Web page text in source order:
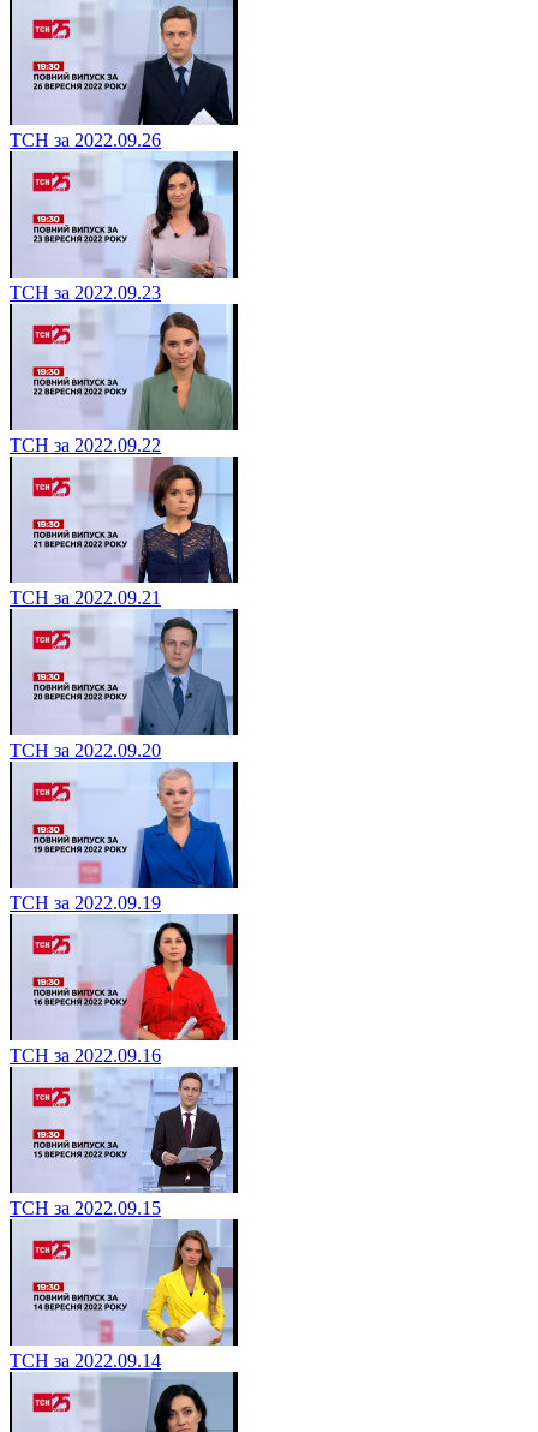
ТСН за 2022.09.26
ТСН за 2022.09.23
ТСН за 2022.09.22
ТСН за 2022.09.21
ТСН за 2022.09.20
ТСН за 2022.09.19
ТСН за 2022.09.16
ТСН за 2022.09.15
ТСН за 2022.09.14